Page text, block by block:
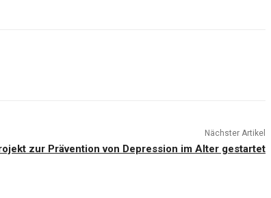
Nächster Artikel
zur Prävention von Depression im Alter gestartet